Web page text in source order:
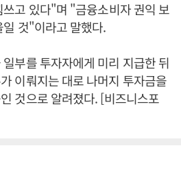
고 있다"며 "금융소비자 권익 보
것"이라고 말했다.
부를 투자자에게 미리 지급한 뒤
이뤄지는 대로 나머지 투자금을
것으로 알려졌다. [비즈니스포